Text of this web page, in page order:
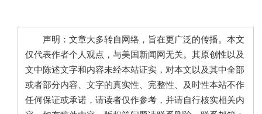
声明：文章大多转自网络，旨在更广泛的传播。本文
仅代表作者个人观点，与美国新闻网无关。其原创性以及
文中陈述文字和内容未经本站证实，对本文以及其中全部
或者部分内容、文字的真实性、完整性、及时性本站不作
任何保证或承诺，请读者仅作参考，并请自行核实相关内